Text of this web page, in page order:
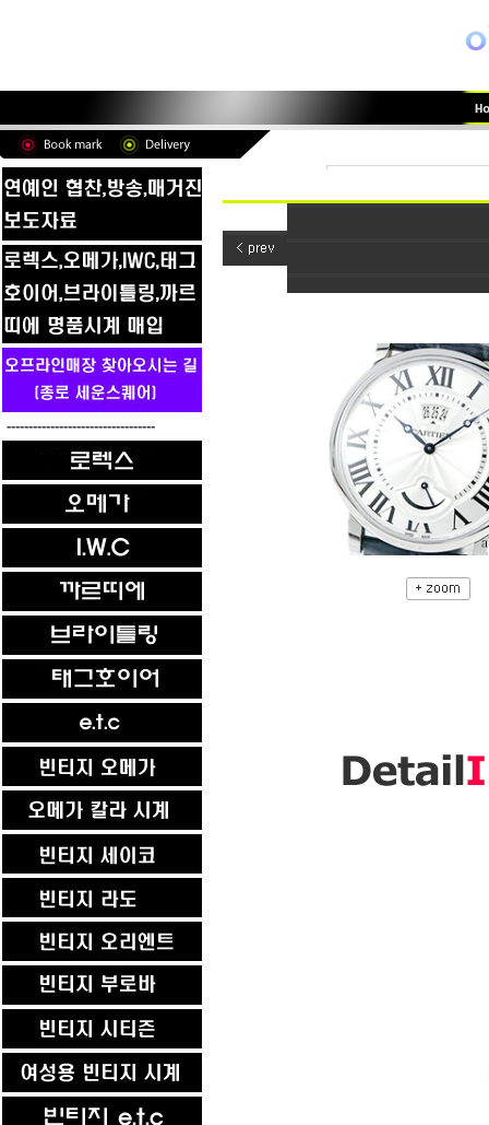
----------------------------------